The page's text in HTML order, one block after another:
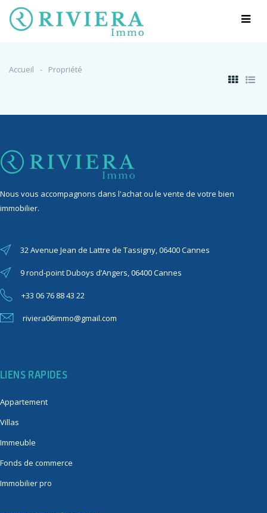
Accueil Propriété
Nous vous accompagnons dans l'achat ou le vente de votre bien
immobilier.
32 Avenue Jean de Lattre de Tassigny, 06400 Cannes
9 rond-point Duboys d’Angers, 06400 Cannes
+33 06 76 88 43 22
riviera06immo@gmail.com
LIENS RAPIDES
Appartement
Villas
Immeuble
Fonds de commerce
Immobilier pro